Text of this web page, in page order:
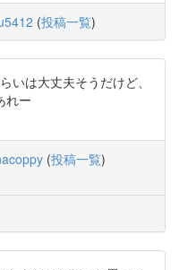
(投稿一覧)
いは大丈夫そうだけど、
れー
(投稿一覧)